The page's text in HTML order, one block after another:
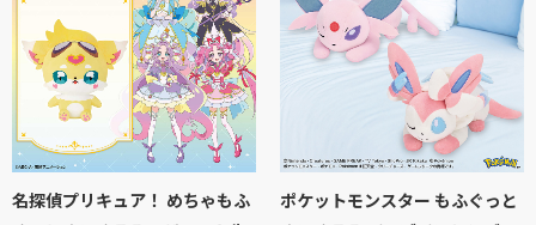
名探偵プリキュア！ めちゃもふ
ポケットモンスター もふぐっと